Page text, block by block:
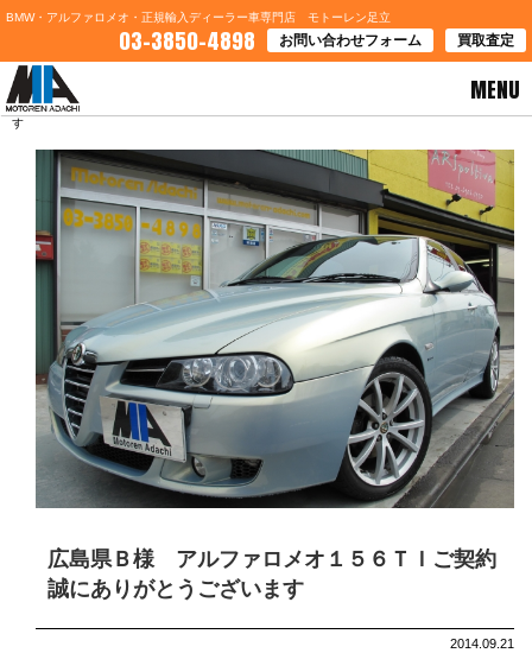
BMW・アルファロメオ・正規輸入ディーラー車専門店 モトーレン足立
03-3850-4898 お問い合わせフォーム 買取査定
MENU
HOME>ブログ一覧
す
広島県Ｂ様 アルファロメオ１５６ＴＩご契約
誠にありがとうございます
2014.09.21